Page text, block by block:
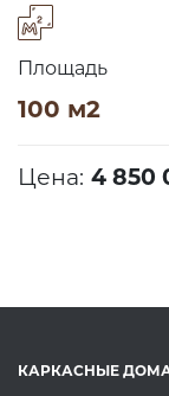
Площадь
100 м2
Цена: 4 850
КАРКАСНЫЕ